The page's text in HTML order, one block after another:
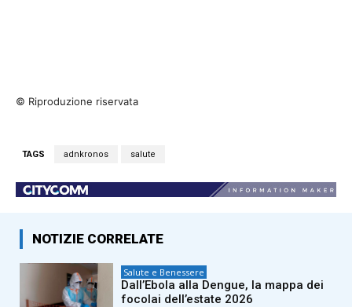
© Riproduzione riservata
TAGS adnkronos salute
NOTIZIE CORRELATE
Salute e Benessere
Dall’Ebola alla Dengue, la mappa dei
focolai dell’estate 2026